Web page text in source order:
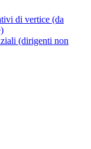
di vertice (da
(dirigenti non